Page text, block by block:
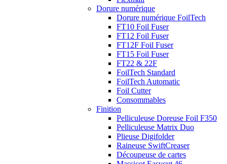
Dorure numérique
Dorure numérique FoilTech
FT10 Foil Fuser
FT12 Foil Fuser
FT12F Foil Fuser
FT15 Foil Fuser
FT22 & 22F
FoilTech Standard
FoilTech Automatic
Foil Cutter
Consommables
Finition
Pelliculeuse Doreuse Foil F350
Pelliculeuse Matrix Duo
Plieuse Digifolder
Raineuse SwiftCreaser
Découpeuse de cartes